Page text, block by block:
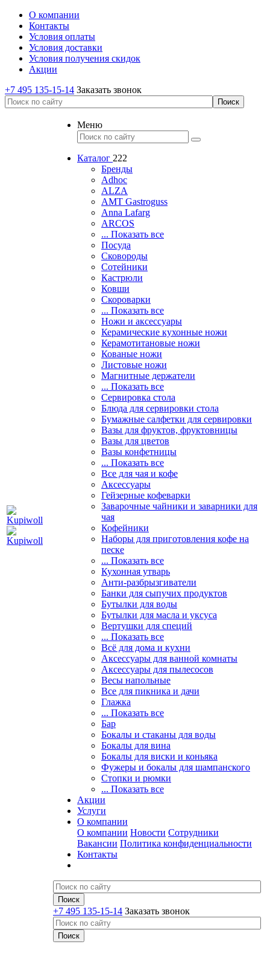
О компании
Контакты
Условия оплаты
Условия доставки
Условия получения скидок
Акции
+7 495 135-15-14 Заказать звонок
Меню
Каталог 222
Бренды
Adhoc
ALZA
AMT Gastroguss
Anna Lafarg
ARCOS
... Показать все
Посуда
Сковороды
Сотейники
Кастрюли
Ковши
Скороварки
... Показать все
Ножи и аксессуары
Керамические кухонные ножи
Керамотитановые ножи
Кованые ножи
Листовые ножи
Магнитные держатели
... Показать все
Сервировка стола
Блюда для сервировки стола
Бумажные салфетки для сервировки
Вазы для фруктов, фруктовницы
Вазы для цветов
Вазы конфетницы
... Показать все
Все для чая и кофе
Аксессуары
Гейзерные кофеварки
Заварочные чайники и заварники для
чая
Кофейники
Наборы для приготовления кофе на
песке
... Показать все
Кухонная утварь
Анти-разбрызгиватели
Банки для сыпучих продуктов
Бутылки для воды
Бутылки для масла и уксуса
Вертушки для специй
... Показать все
Всё для дома и кухни
Аксессуары для ванной комнаты
Аксессуары для пылесосов
Весы напольные
Все для пикника и дачи
Глажка
... Показать все
Бар
Бокалы и стаканы для воды
Бокалы для вина
Бокалы для виски и коньяка
Фужеры и бокалы для шампанского
Стопки и рюмки
... Показать все
Акции
Услуги
О компании
О компании Новости Сотрудники
Вакансии Политика конфиденциальности
Контакты
+7 495 135-15-14 Заказать звонок